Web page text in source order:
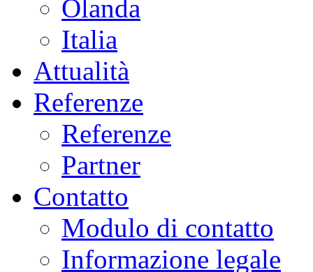
Olanda
Italia
Attualità
Referenze
Referenze
Partner
Contatto
Modulo di contatto
Informazione legale